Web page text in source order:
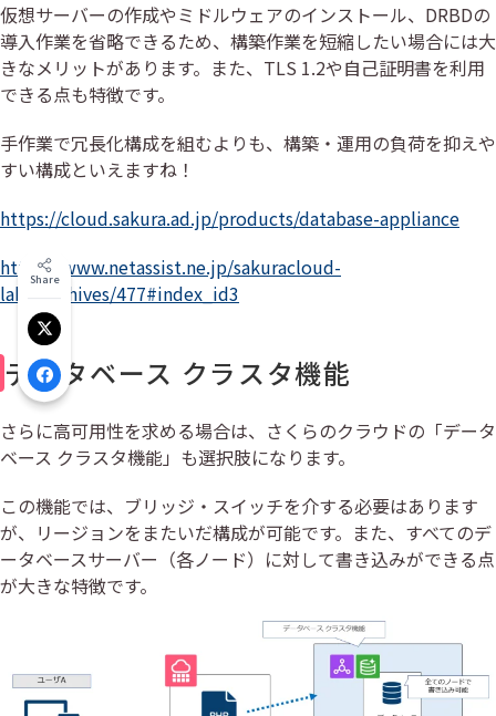
仮想サーバーの作成やミドルウェアのインストール、DRBDの
導入作業を省略できるため、構築作業を短縮したい場合には大
きなメリットがあります。また、TLS 1.2や自己証明書を利用
できる点も特徴です。
手作業で冗長化構成を組むよりも、構築・運用の負荷を抑えや
すい構成といえますね！
https://cloud.sakura.ad.jp/products/database-appliance
https://www.netassist.ne.jp/sakuracloud-
labo/archives/477#index_id3
データベース クラスタ機能
さらに高可用性を求める場合は、さくらのクラウドの「データ
ベース クラスタ機能」も選択肢になります。
この機能では、ブリッジ・スイッチを介する必要はあります
が、リージョンをまたいだ構成が可能です。また、すべてのデ
ータベースサーバー（各ノード）に対して書き込みができる点
が大きな特徴です。
Share
Xでシェア
Facebookでシェア